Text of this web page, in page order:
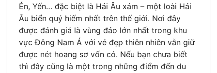
Én, Yến… đặc biệt là Hải Âu xám – một loài Hải
Âu biển quý hiếm nhất trên thế giới. Nơi đây
được đánh giá là vùng đảo lớn nhất trong khu
vực Đông Nam Á với vẻ đẹp thiên nhiên vẫn giữ
được nét hoang sơ vốn có. Nếu bạn chưa biết
thì đây cũng là một trong những điểm đến du